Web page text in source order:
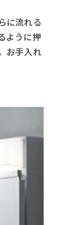
に流れる
ように押
お手入れ